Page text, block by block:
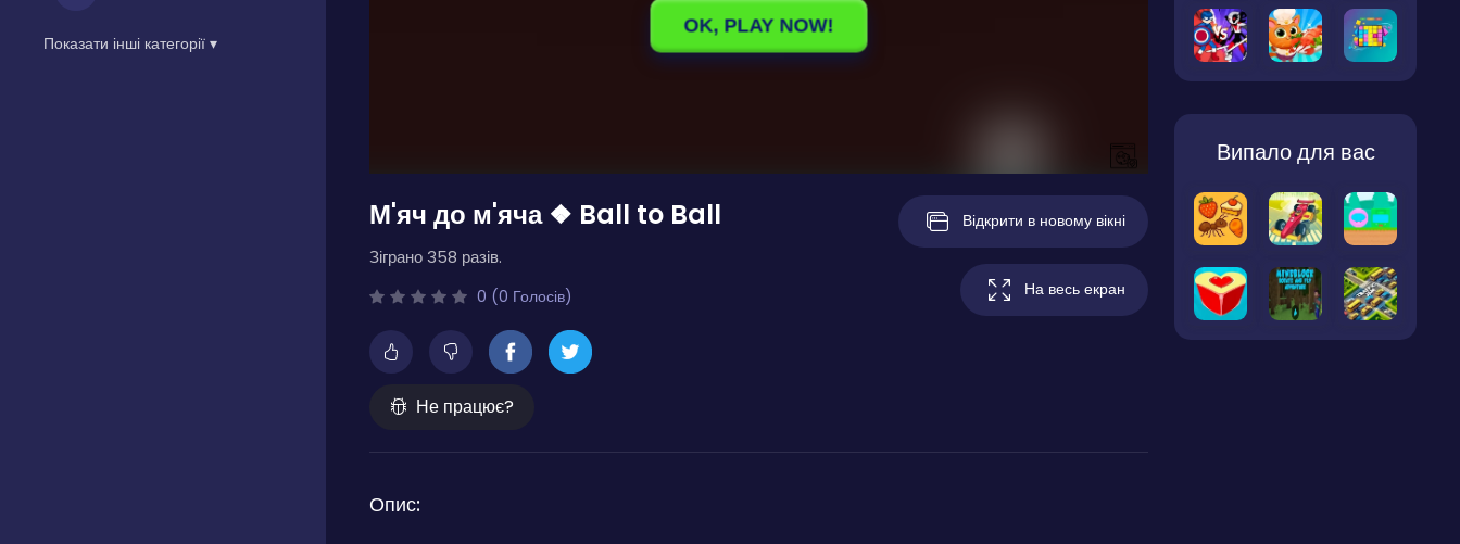
Показати інші категорії ▾
М'яч до м'яча ❖ Ball to Ball
Зіграно 358 разів.
0 (0 Голосів)
Не працює?
Відкрити в новому вікні
На весь екран
Опис:
Випало для вас